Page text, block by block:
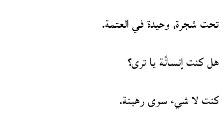
تحت شجرة، وحيدة في العتمة.
هل كنت إنسانًة يا ترى؟
كنت لا شيء سوى رهينة.